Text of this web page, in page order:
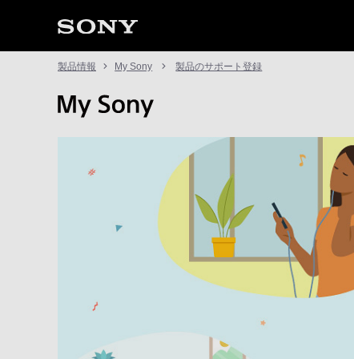
製品情報 My Sony 製品のサポート登録